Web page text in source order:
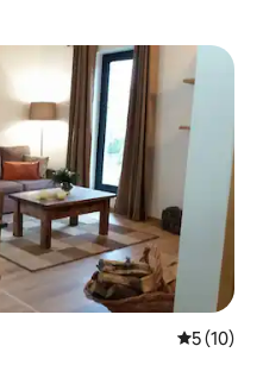
5 (10)